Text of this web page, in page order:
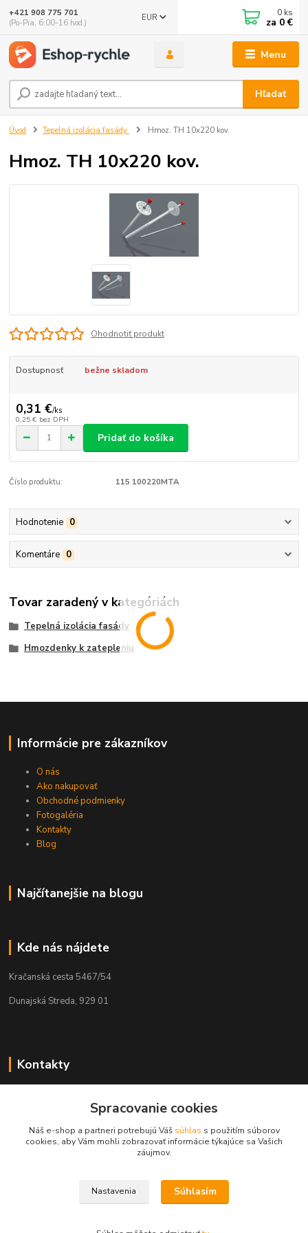
Menu
EUR
Hľadať
+421 908 775 701
(Po-Pia, 6:00-16 hod.)
0 ks
za 0 €
Úvod Tepelná izolácia fasády Hmoz. TH 10x220 kov.
Hmoz. TH 10x220 kov.
Ohodnotiť produkt
Dostupnosť bežne skladom
0,31 €/ks
0,25 € bez DPH
Pridať do košíka
Číslo produktu: 115 100220MTA
Hodnotenie 0
Komentáre 0
Tovar zaradený v kategóriách
Tepelná izolácia fasády
Hmozdenky k zatepleniu
Informácie pre zákazníkov
O nás
Ako nakupovať
Obchodné podmienky
Fotogaléria
Kontakty
Blog
Najčítanejšie na blogu
Kde nás nájdete
Kračanská cesta 5467/54
Dunajská Streda, 929 01
Kontakty
+421 908 775 701
info@kantorstav.sk
Spracovanie cookies
Náš e-shop a partneri potrebujú Váš súhlas s použitím súborov
cookies, aby Vám mohli zobrazovať informácie týkajúce sa Vašich
záujmov.
Nastavenia Súhlasím